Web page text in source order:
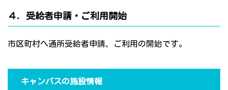
４．受給者申請・ご利用開始
市区町村へ通所受給者申請、ご利用の開始です。
キャンバスの施設情報